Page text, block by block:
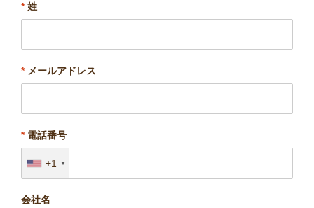
*姓
*メールアドレス
*電話番号
+1
会社名